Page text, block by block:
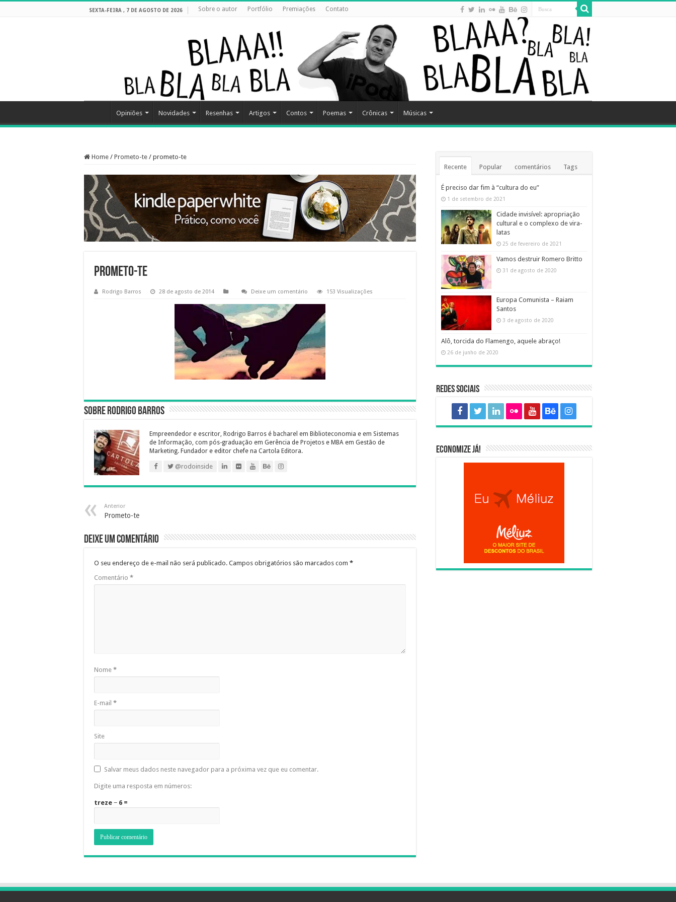
SEXTA-FEIRA , 7 DE AGOSTO DE 2026 Sobre o autor Portfólio Premiações Contato
Opiniões Novidades Resenhas Artigos Contos Poemas Crônicas Músicas
Home / Prometo-te / prometo-te
prometo-te
Rodrigo Barros 28 de agosto de 2014 Deixe um comentário 153 Visualizações
Sobre Rodrigo Barros
Empreendedor e escritor, Rodrigo Barros é bacharel em Biblioteconomia e em Sistemas
de Informação, com pós-graduação em Gerência de Projetos e MBA em Gestão de
Marketing. Fundador e editor chefe na Cartola Editora.
@rodoinside
Anterior
Prometo-te
Deixe um comentário
O seu endereço de e-mail não será publicado. Campos obrigatórios são marcados com *
Comentário *
Nome *
E-mail *
Site
Salvar meus dados neste navegador para a próxima vez que eu comentar.
Digite uma resposta em números:
treze − 6 =
Recente Popular comentários Tags
É preciso dar fim à “cultura do eu”
1 de setembro de 2021
Cidade invisível: apropriação
cultural e o complexo de vira-
latas
25 de fevereiro de 2021
Vamos destruir Romero Britto
31 de agosto de 2020
Europa Comunista – Raiam
Santos
3 de agosto de 2020
Alô, torcida do Flamengo, aquele abraço!
26 de junho de 2020
Redes sociais
Economize já!